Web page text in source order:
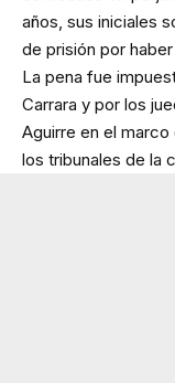
años, sus iniciales
de prisión por
La pena fue
Carrara y por los
Aguirre en el
los tribunales de la